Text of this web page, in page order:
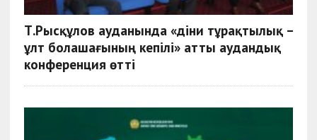
Т.Рысқұлов ауданында «діни тұрақтылық –
ұлт болашағының кепілі» атты аудандық
конференция өтті